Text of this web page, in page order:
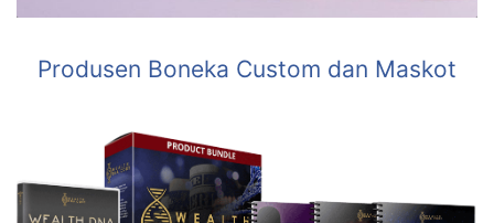
Produsen Boneka Custom dan Maskot